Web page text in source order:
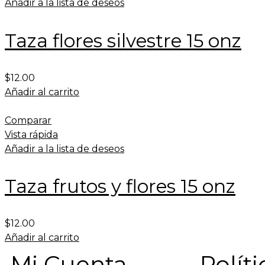
Añadir a la lista de deseos
Taza flores silvestre 15 onz
$12.00
Añadir al carrito
Comparar
Vista rápida
Añadir a la lista de deseos
Taza frutos y flores 15 onz
$12.00
Añadir al carrito